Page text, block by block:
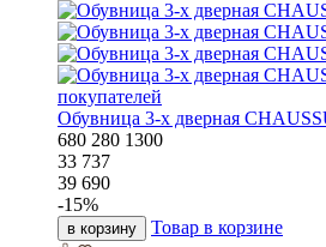
покупателей
Обувница 3-х дверная
680 280 1300
33 737
39 690
-15%
в корзину Товар в корзине